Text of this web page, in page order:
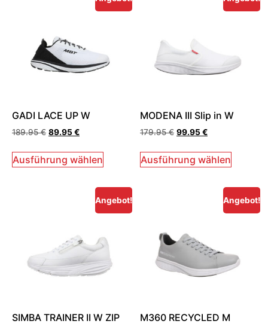
GADI LACE UP W
189.95€ 89.95€
Ausführung wählen
MODENA III Slip in W
179.95€ 99.95€
Ausführung wählen
Angebot!
SIMBA TRAINER II W ZIP
Angebot!
M360 RECYCLED M